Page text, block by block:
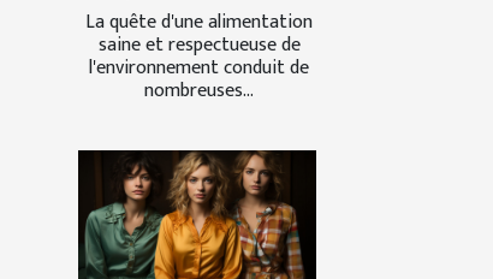
La quête d'une alimentation
saine et respectueuse de
l'environnement conduit de
nombreuses...